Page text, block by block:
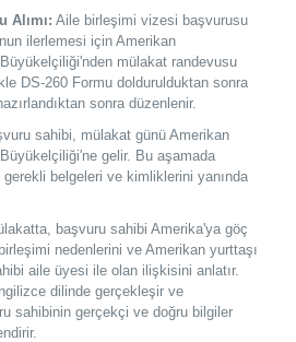
Alımı: Aile birleşimi vizesi başvurusu
ilerlemesi için Amerikan
mülakat randevusu
DS-260 Formu doldurulduktan sonra
sonra düzenlenir.
sahibi, mülakat günü Amerikan
gelir. Bu aşamada
belgeleri ve kimliklerini yanında
başvuru sahibi Amerika'ya göç
nedenlerini ve Amerikan yurttaşı
aile üyesi ile olan ilişkisini anlatır.
dilinde gerçekleşir ve
sahibinin gerçekçi ve doğru bilgiler